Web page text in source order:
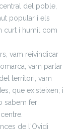
del poble,
popular i els
curt i humil com
vam reivindicar
vam parlar
territori, vam
que existeixen; i
sabem fer:
de l'Ovidi